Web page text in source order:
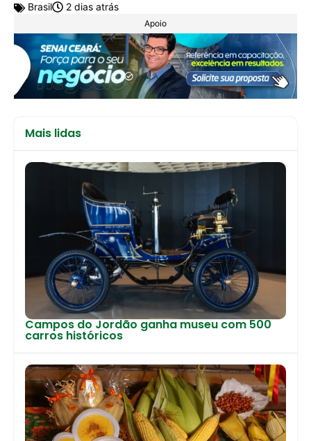
Brasil 2 dias atrás
Apoio
Mais lidas
Campos do Jordão ganha museu com 500
carros históricos